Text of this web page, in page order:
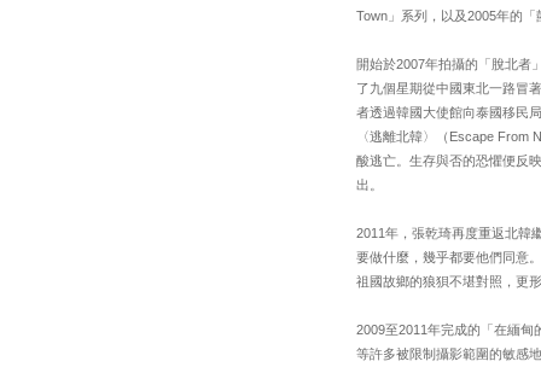
Town」系列，以及2005年的
開始於2007年拍攝的「脫北者
了九個星期從中國東北一路冒
者透過韓國大使館向泰國移民
〈逃離北韓〉（Escape From
酸逃亡。生存與否的恐懼便反
出。
2011年，張乾琦再度重返北韓
要做什麼，幾乎都要他們同意
祖國故鄉的狼狽不堪對照，更
2009至2011年完成的「在緬
等許多被限制攝影範圍的敏感